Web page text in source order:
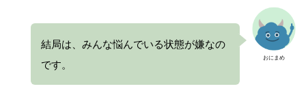
おにまめ
結局は、みんな悩んでいる状態が嫌なの
です。